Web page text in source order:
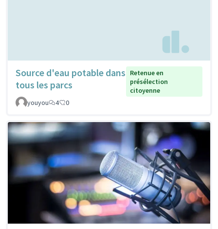
Source d'eau potable dans
tous les parcs
Retenue en
présélection
citoyenne
youyou
4 0